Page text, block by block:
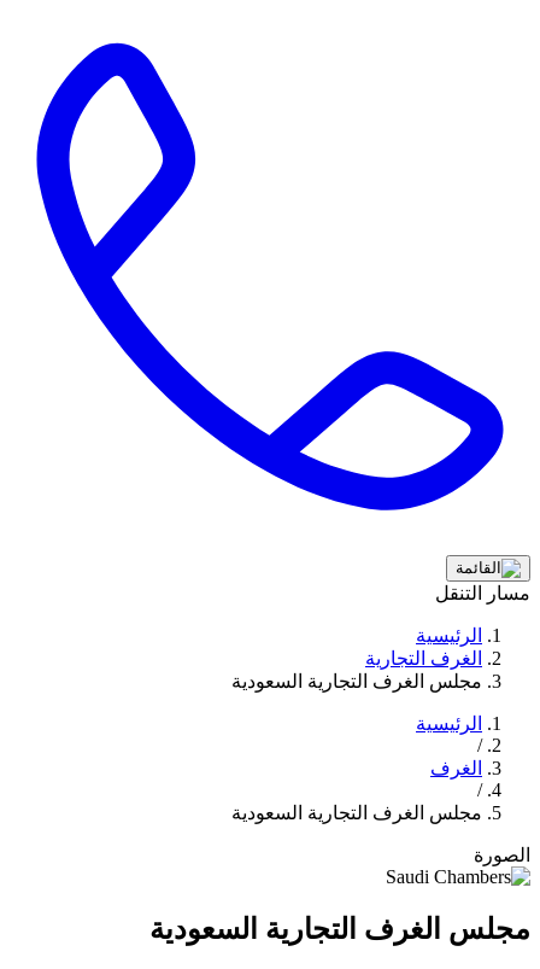
مسار التنقل
الرئيسية
الغرف التجارية
مجلس الغرف التجارية السعودية
الرئيسية
/
الغرف
/
مجلس الغرف التجارية السعودية
الصورة
مجلس الغرف التجارية السعودية